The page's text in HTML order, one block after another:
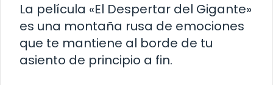
La película «El Despertar del Gigante»
es una montaña rusa de emociones
que te mantiene al borde de tu
asiento de principio a fin.